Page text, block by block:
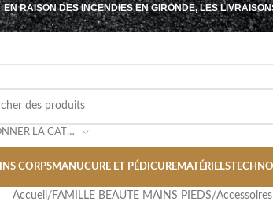
EN RAISON DES INCENDIES EN GIRONDE, LES
SÉLECTIONNER LA CATÉGORIE
CORPSMANUCURE ET PÉDICUREMATÉRIELS
Accueil / FAMILLE BEAUTE MAINS PIEDS/